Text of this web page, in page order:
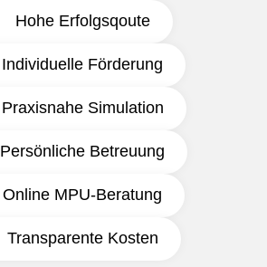
Hohe Erfolgsqoute
Individuelle Förderung
Praxisnahe Simulation
Persönliche Betreuung
Online MPU-Beratung
Transparente Kosten